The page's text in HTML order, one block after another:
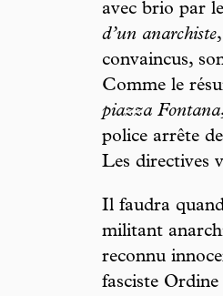
avec brio par
d’un anarchiste
convaincus,
Comme le
piazza Fontana
police arrête
Les directives
Il faudra
militant
reconnu
fasciste